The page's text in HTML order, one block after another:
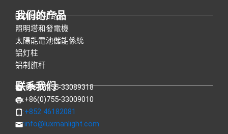
我们的产品
LED照明和路燈
照明塔和發電機
太陽能電池儲能係統
铝灯柱
铝制旗杆
联系我们
:+86(0)755-33089318
:+86(0)755-33009010
:+852 46182081
:info@luxmanlight.com